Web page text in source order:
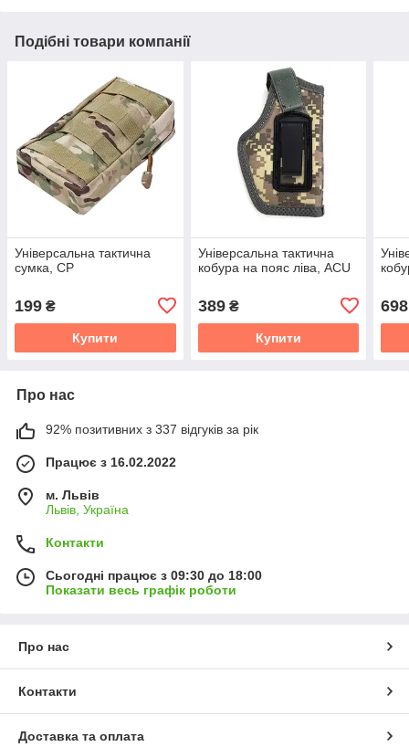
Подібні товари компанії
Універсальна тактична
сумка, CP
199 ₴
Купити
Універсальна тактична
кобура на пояс ліва, ACU
389₴
Купити
698
Про нас
92% позитивних з 337 відгуків за рік
Працює з 16.02.2022
м. Львів
Львів, Україна
Контакти
Сьогодні працює з 09:30 до 18:00
Показати весь графік роботи
Про нас
Контакти
Доставка та оплата